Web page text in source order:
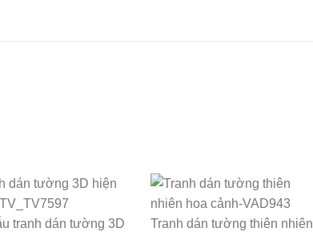
tranh dán tường 3D
Tranh dán tường thiên nhiên